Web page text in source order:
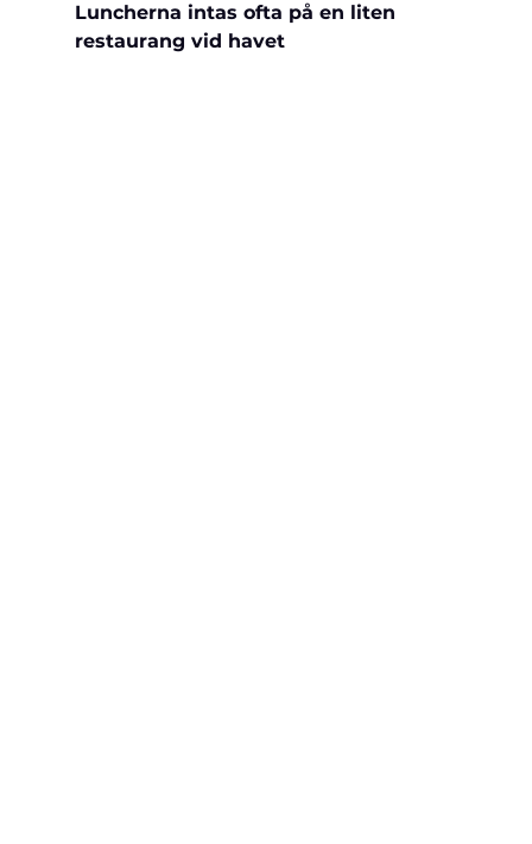
Luncherna intas ofta på en liten
restaurang vid havet